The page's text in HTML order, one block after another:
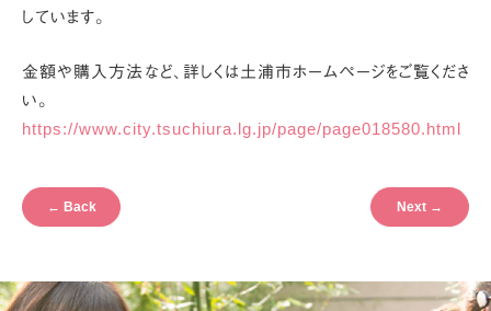
しています。
金額や購入方法など、詳しくは土浦市ホームページをご覧くださ
い。
https://www.city.tsuchiura.lg.jp/page/page018580.html
← Back Next →